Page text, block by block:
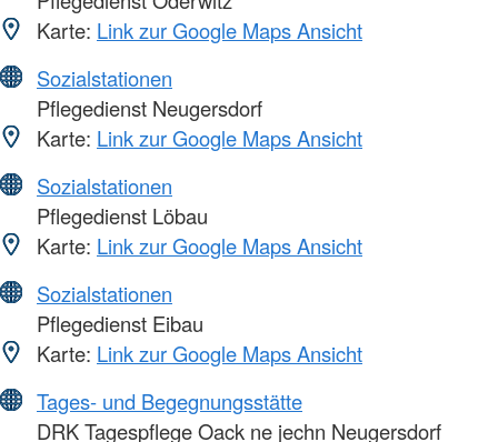
Karte: Link zur Google Maps Ansicht
Sozialstationen
Pflegedienst Neugersdorf
Karte: Link zur Google Maps Ansicht
Sozialstationen
Pflegedienst Löbau
Karte: Link zur Google Maps Ansicht
Sozialstationen
Pflegedienst Eibau
Karte: Link zur Google Maps Ansicht
Tages- und Begegnungsstätte
DRK Tagespflege Oack ne jechn Neugersdorf